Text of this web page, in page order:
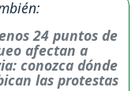
24 puntos de
afectan a
conozca dónde
las protestas